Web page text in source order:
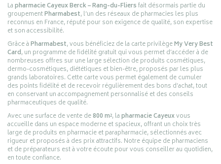
Lapharmacie Cayeux Berck – Rang-du-Fliersfait désormais partie du
groupementPharmabest, l’un des réseaux de pharmacies les plus
reconnus en France, réputé pour son exigence de qualité, son expertise
et son accessibilité.
Grâce àPharmabest, vous bénéficiez de la carte privilègeMy Very Best
Card, un programme de fidélité gratuit qui vous permet d’accéder à de
nombreuses offres sur une large sélection de produits cosmétiques,
dermo-cosmétiques, diététiques et bien-être, proposés par les plus
grands laboratoires. Cette carte vous permet également de cumuler
des points fidélité et de recevoir régulièrement des bons d’achat, tout
en conservant un accompagnement personnalisé et des conseils
pharmaceutiques de qualité.
Avec une surface de vente de800 m², lapharmacie Cayeuxvous
accueille dans un espace moderne et spacieux, offrant un choix très
large de produits en pharmacie et parapharmacie, sélectionnés avec
rigueur et proposés à des prix attractifs. Notre équipe de pharmaciens
et de préparateurs est à votre écoute pour vous conseiller au quotidien,
en toute confiance.